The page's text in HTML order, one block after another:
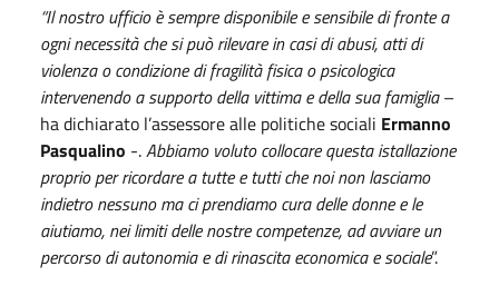
“Il nostro ufficio è sempre disponibile e sensibile di fronte a
ogni necessità che si può rilevare in casi di abusi, atti di
violenza o condizione di fragilità fisica o psicologica
intervenendo a supporto della vittima e della sua famiglia–
ha dichiarato l’assessore alle politiche sociali Ermanno
Pasqualino -.Abbiamo voluto collocare questa istallazione
proprio per ricordare a tutte e tutti che noi non lasciamo
indietro nessuno ma ci prendiamo cura delle donne e le
aiutiamo, nei limiti delle nostre competenze, ad avviare un
percorso di autonomia e di rinascita economica e sociale”.